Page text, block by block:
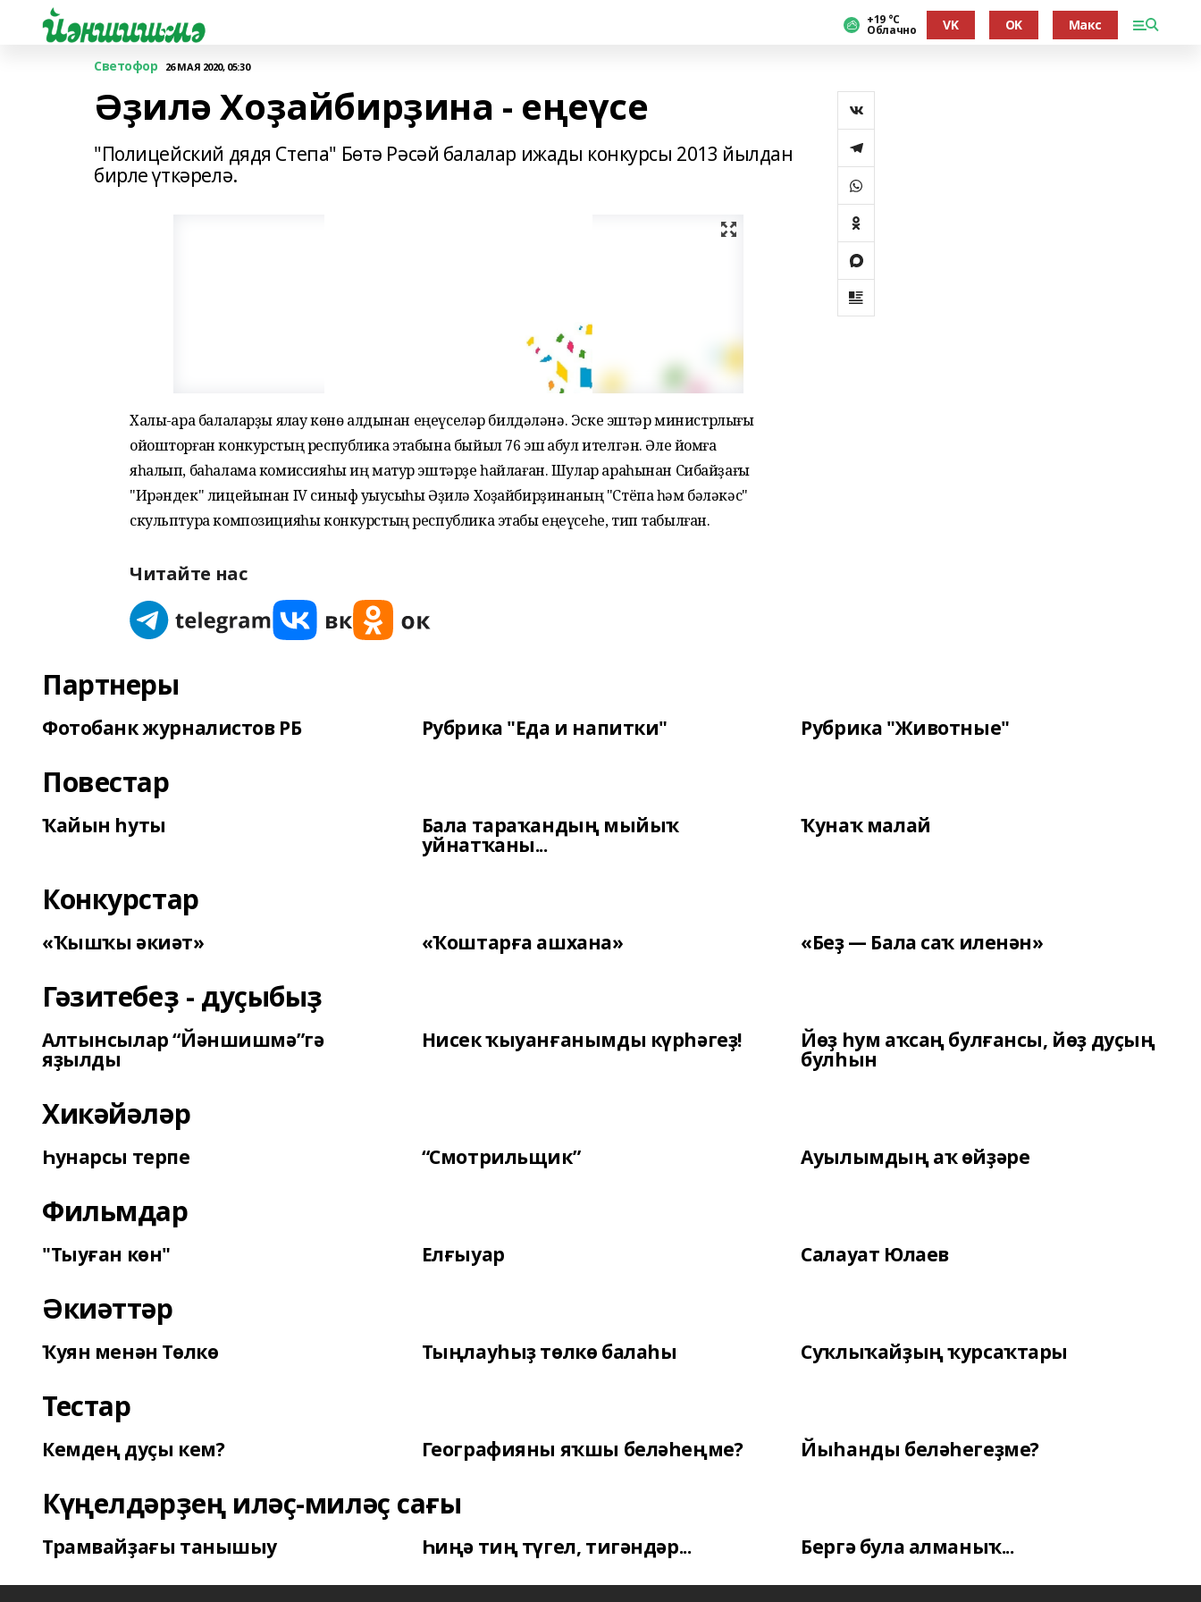
+19 °С
Облачно VK OK Макс
Светофор 26 МАЯ 2020, 05:30
Әҙилә Хоҙайбирҙина - еңеүсе
"Полицейский дядя Степа" Бөтә Рәсәй балалар ижады конкурсы 2013 йылдан
бирле үткәрелә.
Халыҡ-ара балаларҙы яҡлау көнө алдынан еңеүселәр билдәләнә. Эске эштәр министрлығы
ойошторған конкурстың республика этабына быйыл 76 эш ҡабул ителгән. Әле йомғаҡ
яһалып, баһалама комиссияһы иң матур эштәрҙе һайлаған. Шулар араһынан Сибайҙағы
"Ирәндек" лицейынан IV синыф уҡыусыһы Әҙилә Хоҙайбирҙинаның "Стёпа һәм бәләкәс"
скульптура композицияһы конкурстың республика этабы еңеүсеһе, тип табылған.
Читайте нас
Партнеры
Фотобанк журналистов РБ Рубрика "Еда и напитки" Рубрика "Животные"
Повестар
Ҡайын һуты Бала тараҡандың мыйыҡ
уйнатҡаны...
Ҡунаҡ малай
Конкурстар
«Ҡышҡы әкиәт» «Ҡоштарға ашхана» «Беҙ — Бала саҡ иленән»
Гәзитебеҙ - дуҫыбыҙ
Алтынсылар “Йәншишмә”гә
яҙылды
Нисек ҡыуанғанымды күрһәгеҙ! Йөҙ һум аҡсаң булғансы, йөҙ дуҫың
булһын
Хикәйәләр
Һунарсы терпе “Смотрильщик” Ауылымдың аҡ өйҙәре
Фильмдар
"Тыуған көн" Елғыуар Салауат Юлаев
Әкиәттәр
Ҡуян менән Төлкө Тыңлауһыҙ төлкө балаһы Суҡлыҡайҙың ҡурсаҡтары
Тестар
Кемдең дуҫы кем? Географияны яҡшы беләһеңме? Йыһанды беләһегеҙме?
Күңелдәрҙең иләҫ-миләҫ сағы
Трамвайҙағы танышыу Һиңә тиң түгел, тигәндәр... Бергә була алманыҡ...